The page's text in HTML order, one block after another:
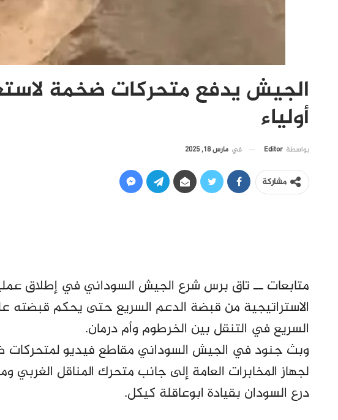
الجيش يدفع متحركات ضخمة
أولياء
بواسطة Editor في مارس 18, 2025
مشاركة
متابعات ــ تاق برس شرع الجيش السوداني في إطلاق
الاستراتيجية من قبضة الدعم السريع حتى يحكم
السريع في التنقل بين الخرطوم وأم درمان.
وبث جنود في الجيش السوداني مقاطع فيديو لمتحركات
درع السودان بقيادة ابوعاقلة كيكل.